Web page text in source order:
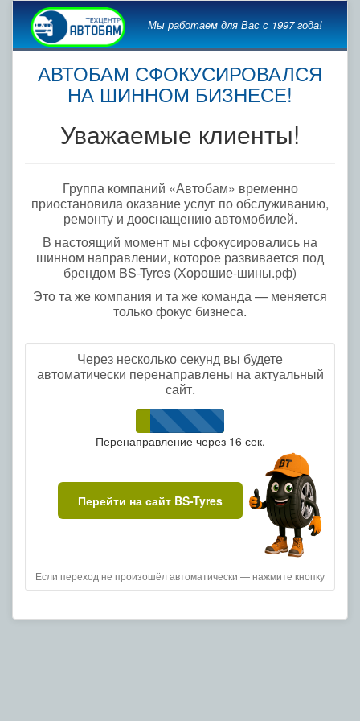
Мы работаем для Вас с 1997 года!
АВТОБАМ СФОКУСИРОВАЛСЯ
НА ШИННОМ БИЗНЕСЕ!
Уважаемые клиенты!
Группа компаний «Автобам» временно
приостановила оказание услуг по обслуживанию,
ремонту и дооснащению автомобилей.
В настоящий момент мы сфокусировались на
шинном направлении, которое развивается под
брендом BS-Tyres (Хорошие-шины.рф)
Это та же компания и та же команда — меняется
только фокус бизнеса.
Через несколько секунд вы будете
автоматически перенаправлены на актуальный
сайт.
Перенаправление через 16 сек.
Перейти на сайт BS-Tyres
Если переход не произошёл автоматически — нажмите кнопку